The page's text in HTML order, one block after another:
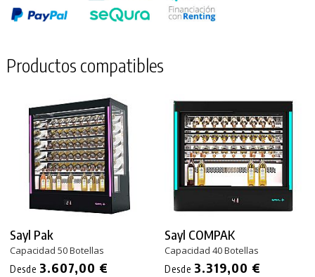
PRODUCTO AÑADIDO AL CARRITO
Productos compatibles
Sayl Pak
Capacidad 50 Botellas
Desde 3.607,00 €
Sayl COMPAK
Capacidad 40 Botellas
Desde 3.319,00 €